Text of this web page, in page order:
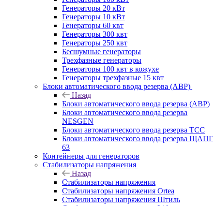
Генераторы 20 кВт
Генераторы 10 кВт
Генераторы 60 квт
Генераторы 300 квт
Генераторы 250 квт
Бесшумные генераторы
Трехфазные генераторы
Генераторы 100 квт в кожухе
Генераторы трехфазные 15 квт
Блоки автоматического ввода резерва (АВР)
Назад
Блоки автоматического ввода резерва (АВР)
Блоки автоматического ввода резерва
NESGEN
Блоки автоматического ввода резерва ТСС
Блоки автоматического ввода резерва ЩАПГ
63
Контейнеры для генераторов
Стабилизаторы напряжения
Назад
Стабилизаторы напряжения
Стабилизаторы напряжения Ortea
Стабилизаторы напряжения Штиль